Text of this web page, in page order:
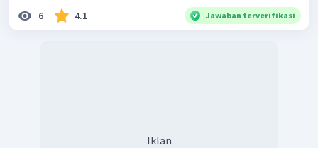
6 4.1 Jawaban terverifikasi
Iklan